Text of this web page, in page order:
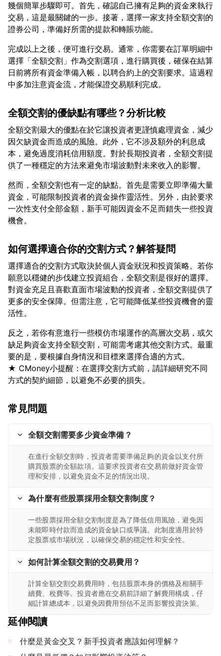
幾個簡單步驟即可。首先，確認自己擁有足夠的資金來執行
交易，這是最關鍵的一步。接著，選擇一家支持全額交割的
完成以上之後，便可進行交易。通常，你需要在訂單明細中
選擇「全額交割」作為交割選項，進行購買後，確保在結算
日前將所有資金準備入帳，以聘合約上的交割要求。這過程
全額交割的優缺點有哪些？分析比較
全額交割最大的優點在於它讓投資者更謹慎處理資金，減少
因欠缺資金而造成的風險。此外，它不涉及額外的利息成
本，避免過度消耗信用額度。對於長期投資者，全額交割提
然而，全額交割也有一定的缺點。首先是需要立即準備大量
資金，可能限制投資者的資金操作靈活性。另外，由於要求
一次性支付全部金額，新手可能因資金不足而錯失一些投資
如何選擇適合你的交割方式？解答疑問
選擇適合的交割方式取決於個人資金狀況和投資策略。若你
願意以穩健的步伐建立投資組合，全額交割是很好的選擇。
對資金充足且喜歡直面市場波動的投資者，全額交割提供了
更多的安全保障。但需注意，它可能降低某些投資機會的靈
反之，若你有意進行一些模仿市場運作的高層次交易，或欠
缺足夠資金支持全額交割，可能需考慮其他交割方式。最重
要的是，要根據自身情況和目標來選擇合適的方式。
★ CMoney小提醒：在選擇交割方式前，請詳細研究不同
常見問題
全額交割需要多少資金準備？
在進行全額交割時，投資者需要準備足夠的資金以支付所
購買股票的全額款項。這要求投資者在交易前做好資金管
理和安排，以避免資金不足的情況出現。
為什麼有些股票採用全額交割制度？
一些股票採用全額交割制度是為了降低信用風險，避免因
未能即時付款而造成的資金缺口或爭議。此制度適用於特
定股票或市場狀況，以確保交易的穩定性和安全性。
如何計算全額交割的交易費用？
計算全額交割交易費用時，包括股票本身的價格及相關手
續費、稅費等。投資者應在交易前詳細了解費用構成，仔
細計算總成本，以避免因費用預估不足而影響投資決策。
延伸閱讀
什麼是黃金交叉？新手投資者應該如何理解？